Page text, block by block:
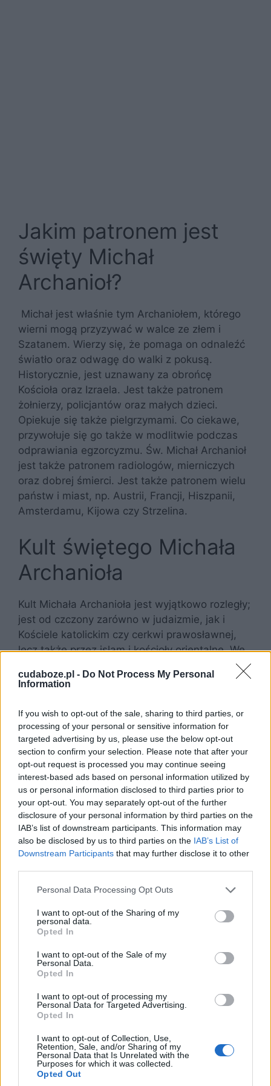
cudaboze.pl - Do Not Process My Personal
Information
If you wish to opt-out of the sale, sharing to third parties, or
processing of your personal or sensitive information for
targeted advertising by us, please use the below opt-out
section to confirm your selection. Please note that after your
opt-out request is processed you may continue seeing
interest-based ads based on personal information utilized by
us or personal information disclosed to third parties prior to
your opt-out. You may separately opt-out of the further
disclosure of your personal information by third parties on the
IAB’s list of downstream participants. This information may
also be disclosed by us to third parties on the IAB’s List of
Downstream Participants that may further disclose it to other
Personal Data Processing Opt Outs
I want to opt-out of the Sharing of my
personal data.
Opted In
I want to opt-out of the Sale of my
Personal Data.
Opted In
I want to opt-out of processing my
Personal Data for Targeted Advertising.
Opted In
I want to opt-out of Collection, Use,
Retention, Sale, and/or Sharing of my
Personal Data that Is Unrelated with the
Purposes for which it was collected.
Opted Out
Jakim patronem jest
święty Michał
Archanioł?
Michał jest właśnie tym Archaniołem, którego
wierni mogą przyzywać w walce ze złem i
Szatanem. Wierzy się, że pomaga on odnaleźć
światło oraz odwagę do walki z pokusą.
Historycznie, jest uznawany za obrońcę
Kościoła oraz Izraela. Jest także patronem
żołnierzy, policjantów oraz małych dzieci.
Opiekuje się także pielgrzymami. Co ciekawe,
przywołuje się go także w modlitwie podczas
odprawiania egzorcyzmu. Św. Michał Archanioł
jest także patronem radiologów, mierniczych
oraz dobrej śmierci. Jest także patronem wielu
państw i miast, np. Austrii, Francji, Hiszpanii,
Amsterdamu, Kijowa czy Strzelina.
Kult świętego Michała
Archanioła
Kult Michała Archanioła jest wyjątkowo rozległy;
jest od czczony zarówno w judaizmie, jak i
Kościele katolickim czy cerkwi prawosławnej,
lecz także przez islam i kościoły orientalne. We
jednego z najważniejszych aniołów.
Święty Michał Archanioł, obraz Melchiora Pereza de Holguin
Wspomnienie liturgiczne św. Michała Archanioła
w obrządku rzymskokatolickim było
przenoszone kilkukrotnie, lecz zgodnie ze
zmianami wprowadzonymi do kalendarza